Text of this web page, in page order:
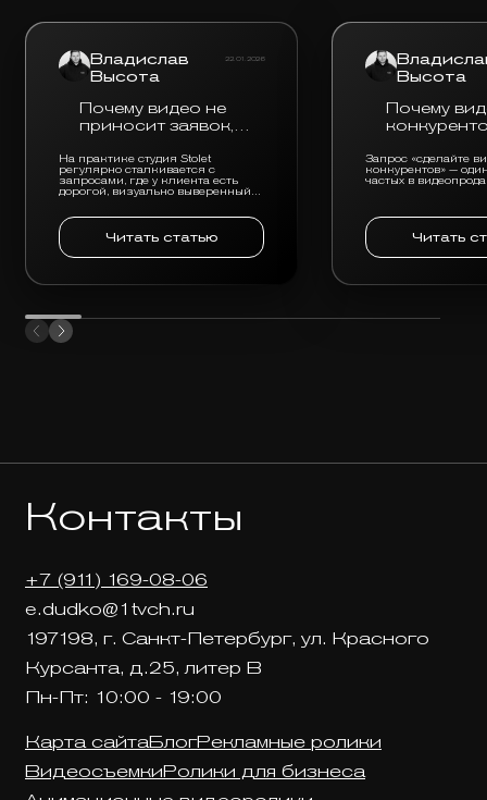
Владислав
Высота
22.01.2026
Почему видео не
приносит заявок,
выглядит дорого?
На практике студия Stolet
регулярно сталкивается с
запросами, где у клиента есть
дорогой, визуально выверенный
реального отклика от аудитории.
Читать статью
Высота
Почему
Запрос «сделайте
конкурентов» —
частых в
Читать
Контакты
+7 (911) 169-08-06
e.dudko@1tvch.ru
197198, г. Санкт-Петербург, ул. Красного
Курсанта, д.25, литер В
Пн-Пт: 10:00 - 19:00
Карта сайтаБлогРекламные ролики
ВидеосъемкиРолики для бизнеса